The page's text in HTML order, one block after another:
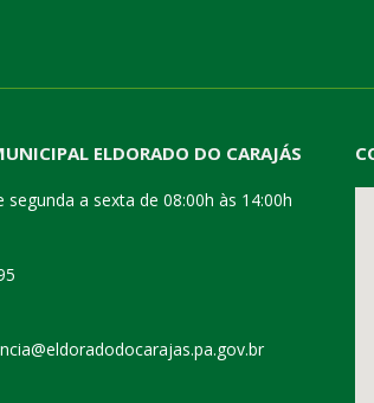
ELDORADO DO CARAJÁS
a sexta de 08:00h às 14:00h